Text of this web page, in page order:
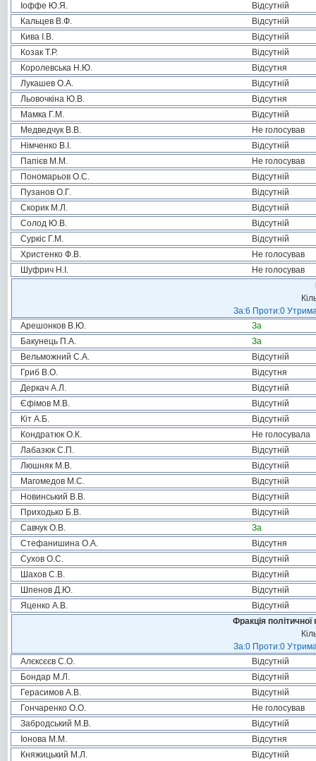
Іоффе Ю.Я.
Відсутній
Кальцев В.Ф.
Відсутній
Кива І.В.
Відсутній
Козак Т.Р.
Відсутній
Королевська Н.Ю.
Відсутня
Лукашев О.А.
Відсутній
Льовочкіна Ю.В.
Відсутня
Мамка Г.М.
Відсутній
Медведчук В.В.
Не голосував
Німченко В.І.
Відсутній
Папієв М.М.
Не голосував
Пономарьов О.С.
Відсутній
Пузанов О.Г.
Відсутній
Скорик М.Л.
Відсутній
Солод Ю.В.
Відсутній
Суркіс Г.М.
Відсутній
Христенко Ф.В.
Не голосував
Шуфрич Н.І.
Не голосував
За:6 Проти:0
Арешонков В.Ю.
За
Бакунець П.А.
За
Вельможний С.А.
Відсутній
Гриб В.О.
Відсутня
Деркач А.Л.
Відсутній
Єфімов М.В.
Відсутній
Кіт А.Б.
Відсутній
Кондратюк О.К.
Не голосувала
Лабазюк С.П.
Відсутній
Люшняк М.В.
Відсутній
Магомедов М.С.
Відсутній
Новинський В.В.
Відсутній
Приходько Б.В.
Відсутній
Савчук О.В.
За
Стефанишина О.А.
Відсутня
Сухов О.С.
Відсутній
Шахов С.В.
Відсутній
Шпенов Д.Ю.
Відсутній
Яценко А.В.
Відсутній
Фракція
За:0 Проти:0
Алєксєєв С.О.
Відсутній
Бондар М.Л.
Відсутній
Герасимов А.В.
Відсутній
Гончаренко О.О.
Не голосував
Забродський М.В.
Відсутній
Іонова М.М.
Відсутня
Княжицький М.Л.
Відсутній